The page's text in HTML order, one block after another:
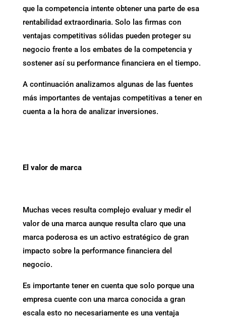
que la competencia intente obtener una parte de esa
rentabilidad extraordinaria. Solo las firmas con
ventajas competitivas sólidas pueden proteger su
negocio frente a los embates de la competencia y
sostener así su performance financiera en el tiempo.
A continuación analizamos algunas de las fuentes
más importantes de ventajas competitivas a tener en
cuenta a la hora de analizar inversiones.
El valor de marca
Muchas veces resulta complejo evaluar y medir el
valor de una marca aunque resulta claro que una
marca poderosa es un activo estratégico de gran
impacto sobre la performance financiera del
negocio.
Es importante tener en cuenta que solo porque una
empresa cuente con una marca conocida a gran
escala esto no necesariamente es una ventaja